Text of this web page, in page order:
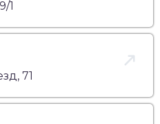
1
71